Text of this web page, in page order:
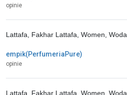
opinie
empik(PerfumeriaPure)
opinie
Lattafa, Fakhar Lattafa, Women,
Lattafa, Fakhar Lattafa, Women,